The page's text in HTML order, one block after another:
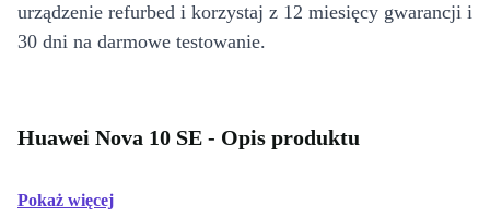
urządzenie refurbed i korzystaj z 12 miesięcy gwarancji i
30 dni na darmowe testowanie.
Huawei Nova 10 SE - Opis produktu
Pokaż więcej